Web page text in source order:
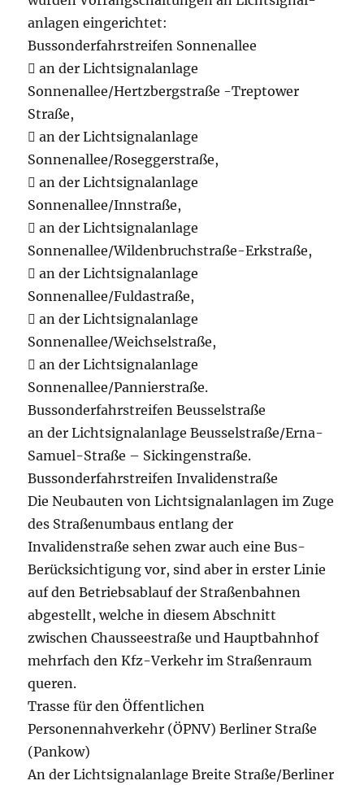
anlagen eingerichtet:
Bussonderfahrstreifen Sonnenallee
 an der Lichtsignalanlage
Sonnenallee/Hertzbergstraße -Treptower
Straße,
 an der Lichtsignalanlage
Sonnenallee/Roseggerstraße,
 an der Lichtsignalanlage
Sonnenallee/Innstraße,
 an der Lichtsignalanlage
Sonnenallee/Wildenbruchstraße-Erkstraße,
 an der Lichtsignalanlage
Sonnenallee/Fuldastraße,
 an der Lichtsignalanlage
Sonnenallee/Weichselstraße,
 an der Lichtsignalanlage
Sonnenallee/Pannierstraße.
Bussonderfahrstreifen Beusselstraße
an der Lichtsignalanlage Beusselstraße/Erna-
Samuel-Straße – Sickingenstraße.
Bussonderfahrstreifen Invalidenstraße
Die Neubauten von Lichtsignalanlagen im Zuge
des Straßenumbaus entlang der
Invalidenstraße sehen zwar auch eine Bus-
Berücksichtigung vor, sind aber in erster Linie
auf den Betriebsablauf der Straßenbahnen
abgestellt, welche in diesem Abschnitt
zwischen Chausseestraße und Hauptbahnhof
mehrfach den Kfz-Verkehr im Straßenraum
queren.
Trasse für den Öffentlichen
Personennahverkehr (ÖPNV) Berliner Straße
(Pankow)
An der Lichtsignalanlage Breite Straße/Berliner